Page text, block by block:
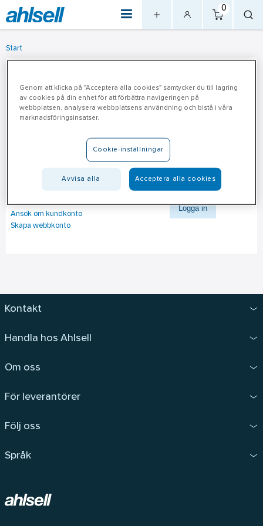
0
Start
Användarnamn
Ansök om kundkonto
Skapa webbkonto
Logga in
Kontakt
Handla hos Ahlsell
Om oss
För leverantörer
Följ oss
Språk
Genom att klicka på "Acceptera alla cookies" samtycker du till lagring
av cookies på din enhet för att förbättra navigeringen på
webbplatsen, analysera webbplatsens användning och bistå i våra
marknadsföringsinsatser.
Cookie-inställningar
Avvisa alla Acceptera alla cookies